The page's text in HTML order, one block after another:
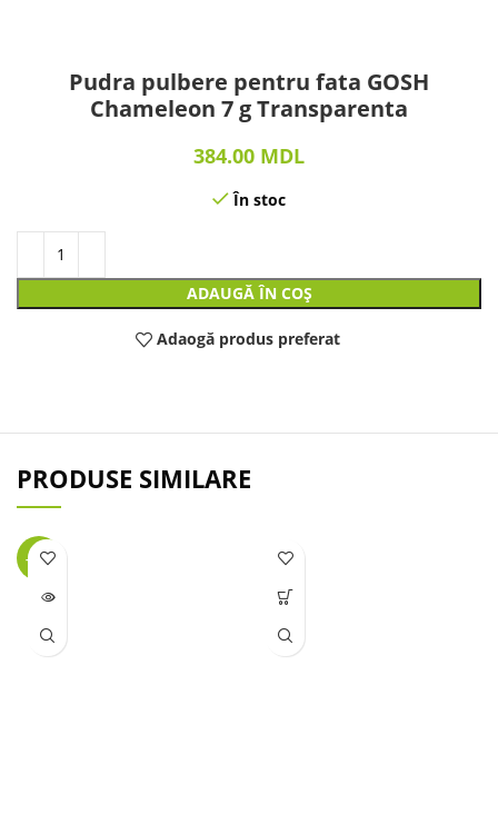
Pudra pulbere pentru fata GOSH
Chameleon 7 g Transparenta
384.00 MDL
În stoc
ADAUGĂ ÎN COȘ
Adaogă produs preferat
PRODUSE SIMILARE
-32%
LIPSĂ